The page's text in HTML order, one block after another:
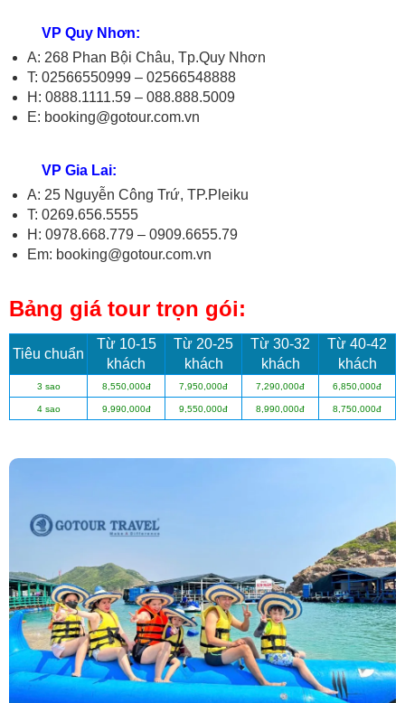
VP Quy Nhơn:
A: 268 Phan Bội Châu, Tp.Quy Nhơn
T: 02566550999 – 02566548888
H: 0888.1111.59 – 088.888.5009
E: booking@gotour.com.vn
VP Gia Lai:
A: 25 Nguyễn Công Trứ, TP.Pleiku
T: 0269.656.5555
H: 0978.668.779 – 0909.6655.79
Em: booking@gotour.com.vn
Bảng giá tour trọn gói:
Tiêu chuẩn
Từ 10-15
khách
Từ 20-25
khách
Từ 30-32
khách
Từ 40-42
khách
3 sao 8,550,000đ 7,950,000đ 7,290,000đ 6,850,000đ
4 sao 9,990,000đ 9,550,000đ 8,990,000đ 8,750,000đ